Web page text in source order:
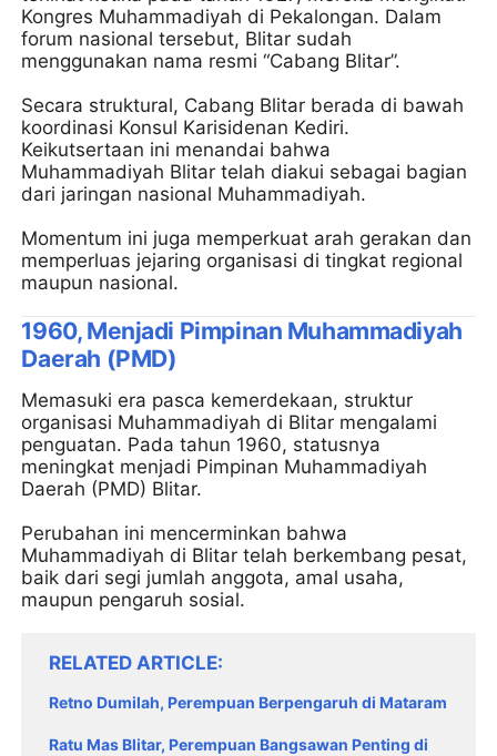
Kongres Muhammadiyah di Pekalongan. Dalam
forum nasional tersebut, Blitar sudah
menggunakan nama resmi “Cabang Blitar”.
Secara struktural, Cabang Blitar berada di bawah
koordinasi Konsul Karisidenan Kediri.
Keikutsertaan ini menandai bahwa
Muhammadiyah Blitar telah diakui sebagai bagian
dari jaringan nasional Muhammadiyah.
Momentum ini juga memperkuat arah gerakan dan
memperluas jejaring organisasi di tingkat regional
maupun nasional.
1960, Menjadi Pimpinan Muhammadiyah
Daerah (PMD)
Memasuki era pasca kemerdekaan, struktur
organisasi Muhammadiyah di Blitar mengalami
penguatan. Pada tahun 1960, statusnya
meningkat menjadi Pimpinan Muhammadiyah
Daerah (PMD) Blitar.
Perubahan ini mencerminkan bahwa
Muhammadiyah di Blitar telah berkembang pesat,
baik dari segi jumlah anggota, amal usaha,
maupun pengaruh sosial.
RELATED ARTICLE
Retno Dumilah, Perempuan Berpengaruh di Mataram
Ratu Mas Blitar, Perempuan Bangsawan Penting di